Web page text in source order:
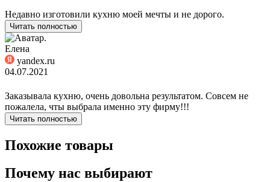
Недавно изготовили кухню моей мечты и не дорого.
Читать полностью
Елена
yandex.ru
04.07.2021
Заказывала кухню, очень довольна результатом. Совсем не
пожалела, чты выбрала именно эту фирму!!!
Читать полностью
Похожие товары
Почему нас выбирают